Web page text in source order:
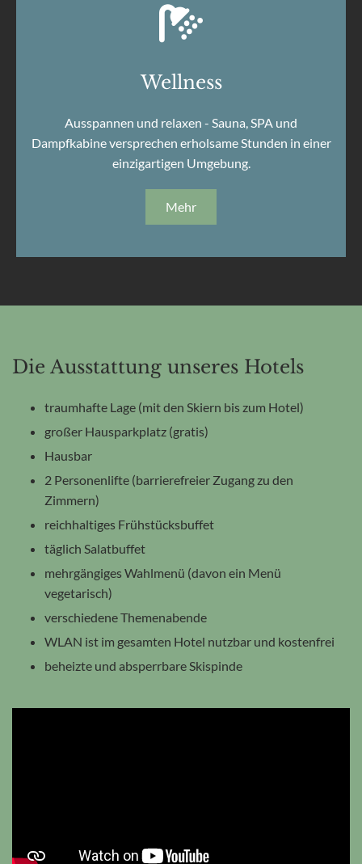

Wellness
Ausspannen und relaxen - Sauna, SPA und
Dampfkabine versprechen erholsame Stunden in einer
einzigartigen Umgebung.
Mehr
Die Ausstattung unseres Hotels
traumhafte Lage (mit den Skiern bis zum Hotel)
großer Hausparkplatz (gratis)
Hausbar
2 Personenlifte (barrierefreier Zugang zu den
Zimmern)
reichhaltiges Frühstücksbuffet
täglich Salatbuffet
mehrgängiges Wahlmenü (davon ein Menü
vegetarisch)
verschiedene Themenabende
WLAN ist im gesamten Hotel nutzbar und kostenfrei
beheizte und absperrbare Skispinde